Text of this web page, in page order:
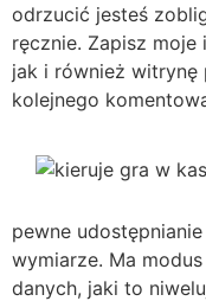
odrzucić jesteś
ręcznie. Zapisz
jak i również witrynę
kolejnego
pewne
wymiarze. Ma
danych, jaki to